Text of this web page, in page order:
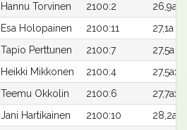
Hannu Torvinen 2100:2
26,9a
Esa Holopainen 2100:11
27,1a
Tapio Perttunen 2100:7
27,5a
Heikki Mikkonen 2100:4
27,5ax
Teemu Okkolin 2100:6
27,7ax
Jani Hartikainen 2100:10
28,2a